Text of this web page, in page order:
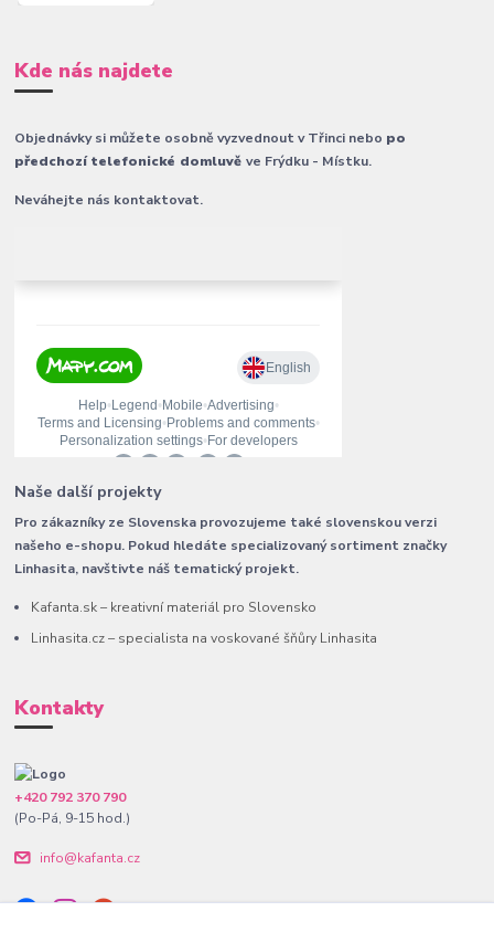
Kde nás najdete
Objednávky si můžete osobně vyzvednout v Třinci nebo po
předchozí telefonické domluvěve Frýdku - Místku.
Neváhejte nás kontaktovat.
Naše další projekty
Pro zákazníky ze Slovenska provozujeme také slovenskou verzi
našeho e-shopu. Pokud hledáte specializovaný sortiment značky
Linhasita, navštivte náš tematický projekt.
Kafanta.sk – kreativní materiál pro Slovensko
Linhasita.cz – specialista na voskované šňůry Linhasita
Kontakty
+420 792 370 790
(Po-Pá, 9-15 hod.)
info@kafanta.cz